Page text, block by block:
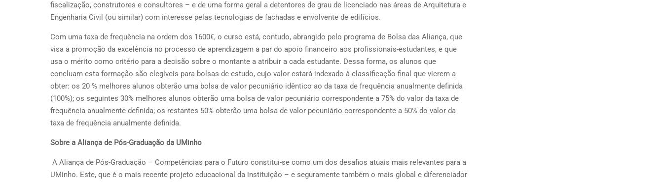
fiscalização, construtores e consultores – e de uma forma geral a detentores de grau de licenciado nas áreas de Arquitetura e
Engenharia Civil (ou similar) com interesse pelas tecnologias de fachadas e envolvente de edifícios.
Com uma taxa de frequência na ordem dos 1600€, o curso está, contudo, abrangido pelo programa de Bolsa das Aliança, que
visa a promoção da excelência no processo de aprendizagem a par do apoio financeiro aos profissionais-estudantes, e que
usa o mérito como critério para a decisão sobre o montante a atribuir a cada estudante. Dessa forma, os alunos que
concluam esta formação são elegíveis para bolsas de estudo, cujo valor estará indexado à classificação final que vierem a
obter: os 20 % melhores alunos obterão uma bolsa de valor pecuniário idêntico ao da taxa de frequência anualmente definida
(100%); os seguintes 30% melhores alunos obterão uma bolsa de valor pecuniário correspondente a 75% do valor da taxa de
frequência anualmente definida; os restantes 50% obterão uma bolsa de valor pecuniário correspondente a 50% do valor da
taxa de frequência anualmente definida.
Sobre a Aliança de Pós-Graduação da UMinho
A Aliança de Pós-Graduação – Competências para o Futuro constitui-se como um dos desafios atuais mais relevantes para a
UMinho. Este, que é o mais recente projeto educacional da instituição – e seguramente também o mais global e diferenciador